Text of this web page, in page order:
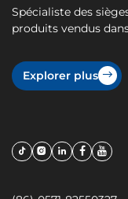
Spécialiste des
produits vendus
Explorer plus